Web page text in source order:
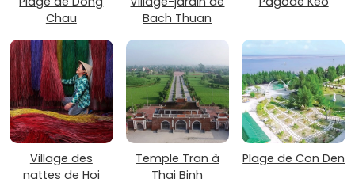
Chau
Bach Thuan
Village des
nattes de Hoi
Temple Tran à
Thai Binh
Plage de Con Den